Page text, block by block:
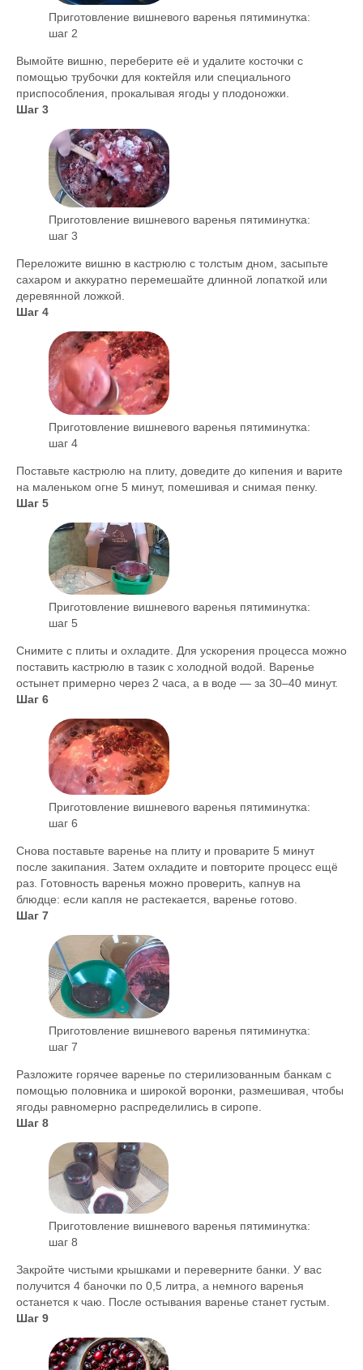
Приготовление вишневого варенья пятиминутка:
шаг 2
Вымойте вишню, переберите её и удалите косточки с
помощью трубочки для коктейля или специального
приспособления, прокалывая ягоды у плодоножки.
Шаг 3
Приготовление вишневого варенья пятиминутка:
шаг 3
Переложите вишню в кастрюлю с толстым дном, засыпьте
сахаром и аккуратно перемешайте длинной лопаткой или
деревянной ложкой.
Шаг 4
Приготовление вишневого варенья пятиминутка:
шаг 4
Поставьте кастрюлю на плиту, доведите до кипения и варите
на маленьком огне 5 минут, помешивая и снимая пенку.
Шаг 5
Приготовление вишневого варенья пятиминутка:
шаг 5
Снимите с плиты и охладите. Для ускорения процесса можно
поставить кастрюлю в тазик с холодной водой. Варенье
остынет примерно через 2 часа, а в воде — за 30–40 минут.
Шаг 6
Приготовление вишневого варенья пятиминутка:
шаг 6
Снова поставьте варенье на плиту и проварите 5 минут
после закипания. Затем охладите и повторите процесс ещё
раз. Готовность варенья можно проверить, капнув на
блюдце: если капля не растекается, варенье готово.
Шаг 7
Приготовление вишневого варенья пятиминутка:
шаг 7
Разложите горячее варенье по стерилизованным банкам с
помощью половника и широкой воронки, размешивая, чтобы
ягоды равномерно распределились в сиропе.
Шаг 8
Приготовление вишневого варенья пятиминутка:
шаг 8
Закройте чистыми крышками и переверните банки. У вас
получится 4 баночки по 0,5 литра, а немного варенья
останется к чаю. После остывания варенье станет густым.
Шаг 9